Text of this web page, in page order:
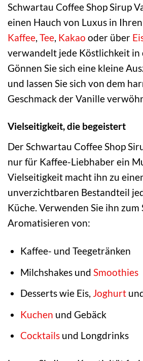
Schwartau Coffee Shop Sirup
einen Hauch von Luxus in
Kaffee Tee Kakao oder über
verwandelt jede Köstlichkeit in
Gönnen Sie sich eine kleine
und lassen Sie sich von dem
Geschmack der Vanille
Vielseitigkeit, die begeistert
Der Schwartau Coffee Shop
nur für Kaffee-Liebhaber ein
Vielseitigkeit macht ihn zu
unverzichtbaren Bestandteil
Küche. Verwenden Sie ihn zum
Aromatisieren von:
Kaffee- und Teegetränken
Milchshakes und Smoothies
Desserts wie Eis, Joghurt
Kuchen und Gebäck
Cocktailsund Longdrinks